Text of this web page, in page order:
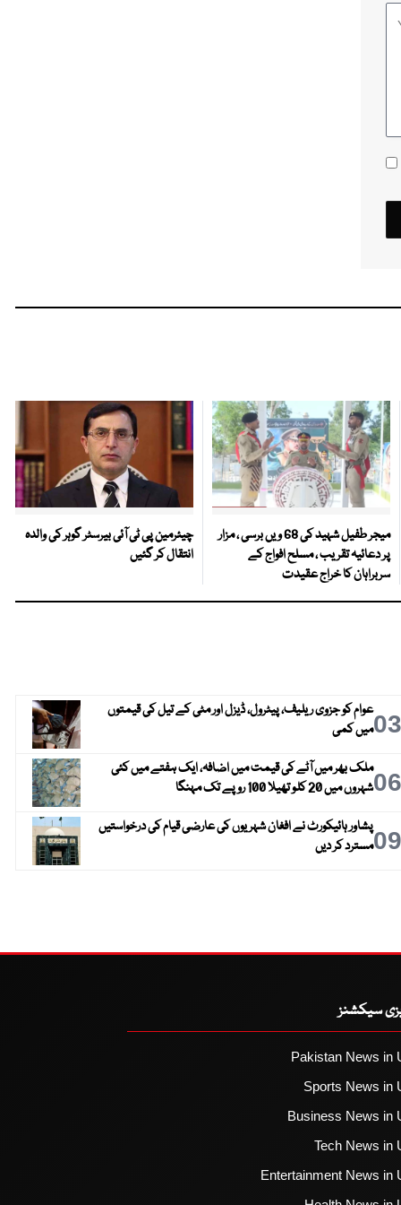
میجر طفیل شہید کی 68 ویں برسی ، مزار
پر دعائیہ تقریب ، مسلح افواج کے
سربراہان کا خراج عقیدت
چیئرمین پی ٹی آئی بیرسٹر گوہر کی والدہ
انتقال کر گئیں
03عوام کو جزوی ریلیف، پیٹرول، ڈیزل اور مٹی کے تیل کی قیمتوں
میں کمی
06ملک بھر میں آٹے کی قیمت میں اضافہ، ایک ہفتے میں کئی
شہروں میں 20 کلو تھیلا 100 روپے تک مہنگا
09پشاور ہائیکورٹ نے افغان شہریوں کی عارضی قیام کی درخواستیں
مسترد کر دیں
سیکشنز
Pakistan News in
Sports News in
Business News in
Tech News in
Entertainment News in